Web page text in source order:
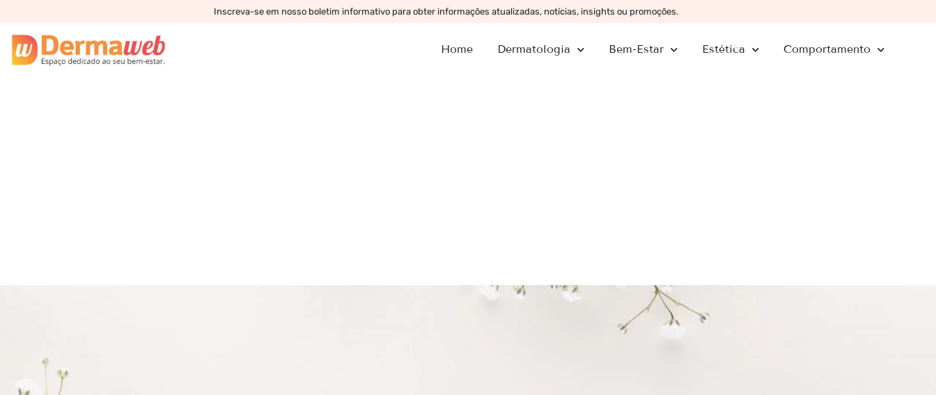
Inscreva-se em nosso boletim informativo para obter informações atualizadas, notícias, insights ou promoções.
Home Dermatologia Bem-Estar Estética Comportamento